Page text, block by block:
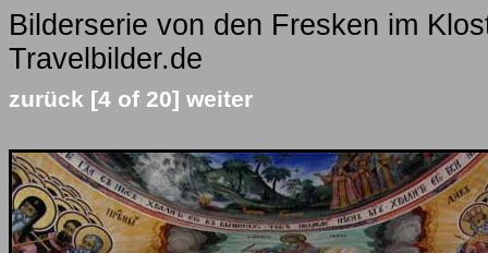
Bilderserie von den Fresken im
Travelbilder.de
zurück [4 of 20] weiter